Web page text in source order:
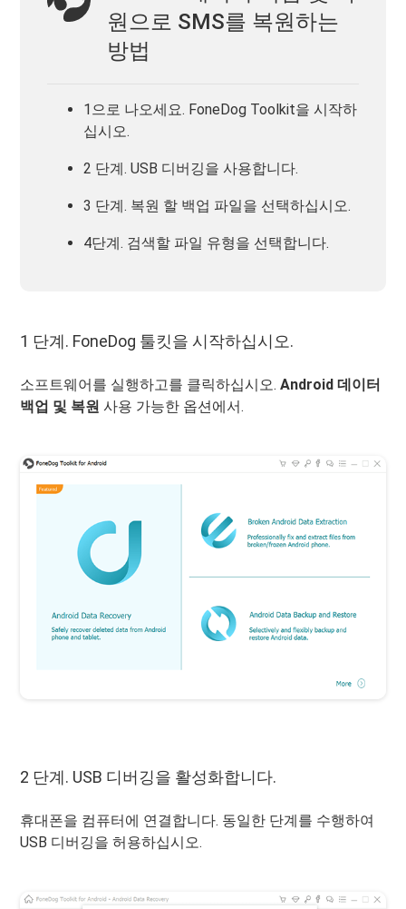
원으로 SMS를 복원하는
방법
1으로 나오세요. FoneDog Toolkit을 시작하
십시오.
2 단계. USB 디버깅을 사용합니다.
3 단계. 복원 할 백업 파일을 선택하십시오.
4단계. 검색할 파일 유형을 선택합니다.
1 단계. FoneDog 툴킷을 시작하십시오.
소프트웨어를 실행하고를 클릭하십시오.Android 데이터
백업 및 복원사용 가능한 옵션에서.
2 단계. USB 디버깅을 활성화합니다.
휴대폰을 컴퓨터에 연결합니다. 동일한 단계를 수행하여
USB 디버깅을 허용하십시오.